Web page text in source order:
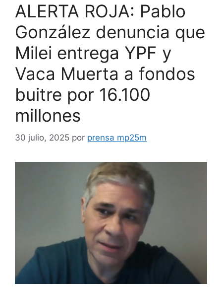
ALERTA ROJA: Pablo
González denuncia que
Milei entrega YPF y
Vaca Muerta a fondos
buitre por 16.100
millones
30 julio, 2025 por prensa mp25m